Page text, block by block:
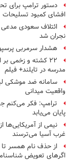
دستور ترامپ برای
افشای کمبود تسلیحات
ائتلاف سعودی
نجران شد
هشدار سرمربی
۲۲ کشته و زخمی بر
مدرسه در تایلند+ فیلم
سامانه ضد موشکی
واقعیت میدانی
ترامپ: فکر می‌کنم
پایان می‌یابد
نیمی از
غرب آسیا می‌ترسند
از حذف نام همسر تا
اگرهای تعویض